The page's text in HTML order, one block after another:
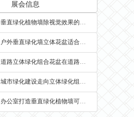
展会信息
垂直绿化植物墙除视觉效果的作用外其他作用
户外垂直绿化墙立体花盆适合种什么植物
道路立体绿化组合花盆在道路绿化中的使用
城市绿化建设走向立体绿化组合花盆空间
办公室打造垂直绿化植物墙可缓解员工压力